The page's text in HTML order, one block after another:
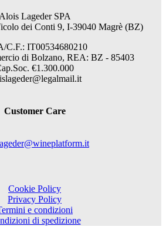
Alois Lageder SPA
icolo dei Conti 9, I-39040 Magrè (BZ)
C.F.: IT00534680210
di Bolzano, REA: BZ - 85403
€1.300.000
Customer Care
Cookie Policy
Privacy Policy
e condizioni
di spedizione